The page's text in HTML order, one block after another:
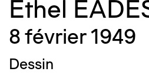
Ethel
8 février 1949
Dessin